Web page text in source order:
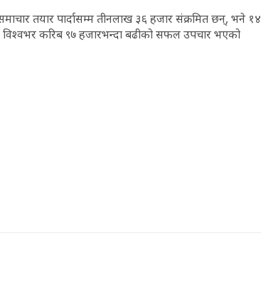
तयार पार्दासम्म तीनलाख ३६ हजार संक्रमित छन्, भने १४
करिब ९७ हजारभन्दा बढीको सफल उपचार भएको